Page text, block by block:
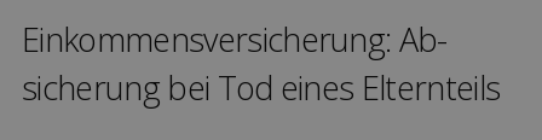
Einkommens­versicherung: Ab­
sicherung bei Tod eines Elternteils